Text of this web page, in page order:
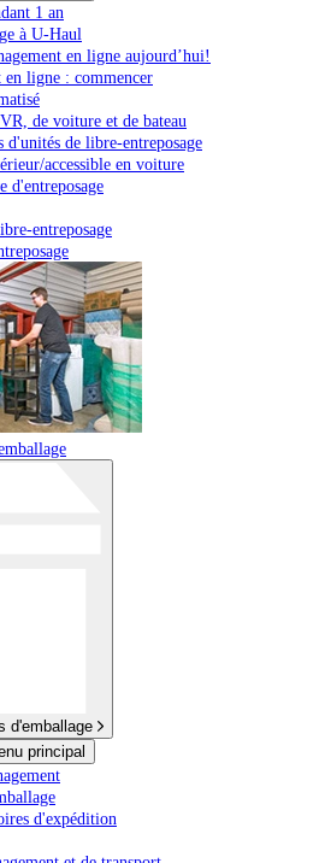
1 an
à U-Haul
en ligne aujourd’hui!
en ligne : commencer
de voiture et de bateau
d'unités de libre-entreposage
accessible en voiture
d'entreposage
entreposage
d'emballage
principal
d'expédition